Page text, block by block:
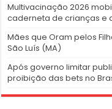
Multivacinação 2026
caderneta de crianças e
Mães que Oram pelos
São Luís (MA)
Após governo limitar
proibição das bets no